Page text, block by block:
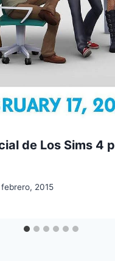
de Los Sims 4
febrero, 2015